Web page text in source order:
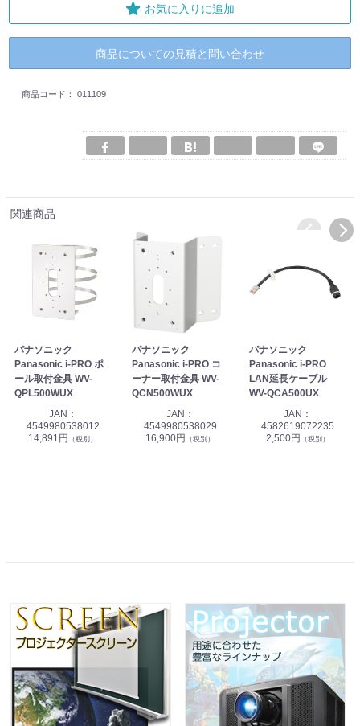
お気に入りに追加
商品についての見積と問い合わせ
商品コード： 011109
関連商品
パナソニック
Panasonic i-PRO ポ
ール取付金具 WV-
QPL500WUX
JAN：
4549980538012
14,891円
（税別）
パナソニック
Panasonic i-PRO コ
ーナー取付金具 WV-
QCN500WUX
JAN：
4549980538029
16,900円
（税別）
パナソニック
Panasonic i-PRO
LAN延長ケーブル
WV-QCA500UX
JAN：
4582619072235
2,500円
（税別）